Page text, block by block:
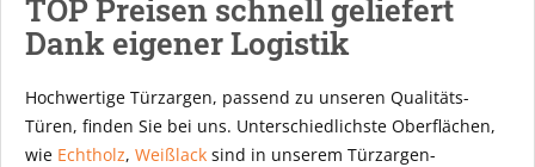
TOP Preisen schnell geliefert
Dank eigener Logistik
Hochwertige Türzargen, passend zu unseren Qualitäts-
Türen, finden Sie bei uns. Unterschiedlichste Oberflächen,
wie Echtholz, Weißlack sind in unserem Türzargen-